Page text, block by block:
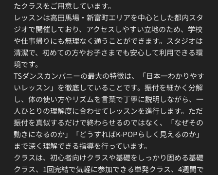
たクラスをご用意しています。
レッスンは高田馬場・新富町エリアを中心とした都内スタ
ジオで開催しており、アクセスしやすい立地のため、学校
や仕事帰りにも無理なく通うことができます。スタジオは
清潔で、初めての方やお子さまでも安心して利用できる環
境です。
TSダンスカンパニーの最大の特徴は、「日本一わかりやす
いレッスン」を徹底していることです。振付を細かく分解
し、体の使い方やリズムを言葉で丁寧に説明しながら、一
人ひとりの理解度に合わせてレッスンを進行します。ただ
振付を真似するだけで終わらせるのではなく、「なぜその
動きになるのか」「どうすればK-POPらしく見えるのか」
まで深く理解できる指導を行っています。
クラスは、初心者向けクラスや基礎をしっかり固める基礎
クラス、1回完結で気軽に参加できる単発クラス、4週間で